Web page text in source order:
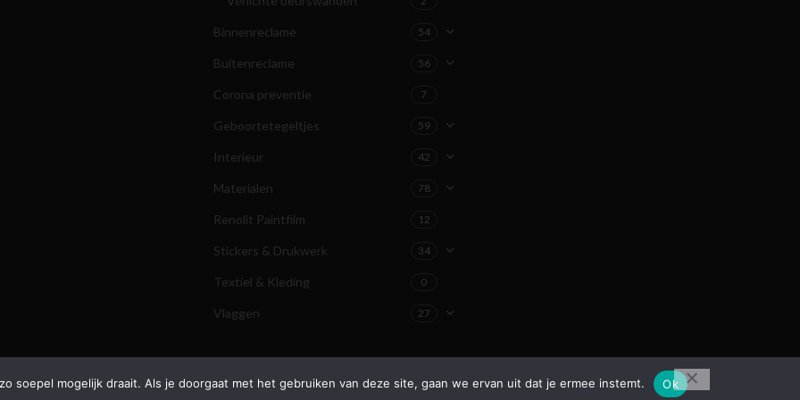
Binnenreclame 54
Buitenreclame 56
Corona preventie 7
Geboortetegeltjes 59
Interieur 42
Materialen 78
Renolit Paintfilm 12
Stickers & Drukwerk 34
Textiel & Kleding 0
Vlaggen 27
soepel mogelijk draait. Als je doorgaat met het gebruiken van deze site, gaan we ervan uit dat je ermee instemt. Ok